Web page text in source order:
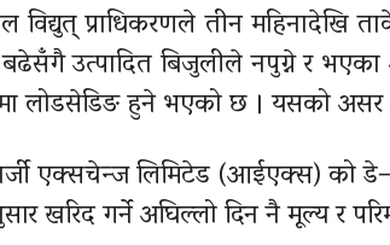
विद्युत् प्राधिकरणले तीन
उत्पादित बिजुलीले नपुग्ने र
लोडसेडिङ हुने भएको छ । यसको असर
एक्सचेन्ज लिमिटेड (आईएक्स) को
खरिद गर्ने अघिल्लो दिन नै मूल्य र